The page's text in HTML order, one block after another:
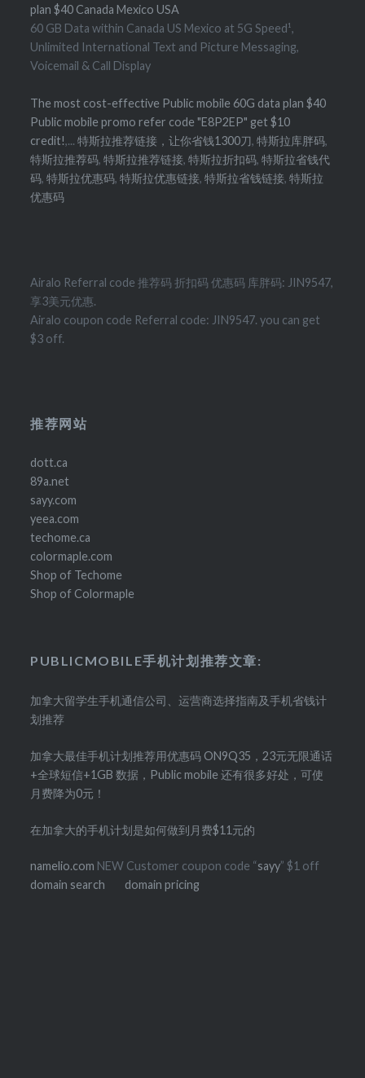
plan $40 Canada Mexico USA
60 GB Data within Canada US Mexico at 5G Speed¹,
Unlimited International Text and Picture Messaging,
Voicemail & Call Display
The most cost-effective Public mobile 60G data plan $40
Public mobile promo refer code "E8P2EP" get $10
credit!,...特斯拉推荐链接，让你省钱1300刀,特斯拉库胖码,
特斯拉推荐码,特斯拉推荐链接,特斯拉折扣码,特斯拉省钱代
码,特斯拉优惠码,特斯拉优惠链接, 特斯拉省钱链接,特斯拉
优惠码
Airalo Referral code 推荐码 折扣码 优惠码 库胖码: JIN9547,
享3美元优惠.
Airalo coupon code Referral code: JIN9547. you can get
$3 off.
推荐网站
dott.ca
89a.net
sayy.com
yeea.com
techome.ca
colormaple.com
Shop of Techome
Shop of Colormaple
PUBLICMOBILE手机计划推荐文章:
加拿大留学生手机通信公司、运营商选择指南及手机省钱计
划推荐
加拿大最佳手机计划推荐用优惠码 ON9Q35，23元无限通话
+全球短信+1GB 数据，Public mobile 还有很多好处，可使
月费降为0元！
在加拿大的手机计划是如何做到月费$11元的
namelio.com NEW Customer coupon code “sayy” $1 off
domain search
domain pricing